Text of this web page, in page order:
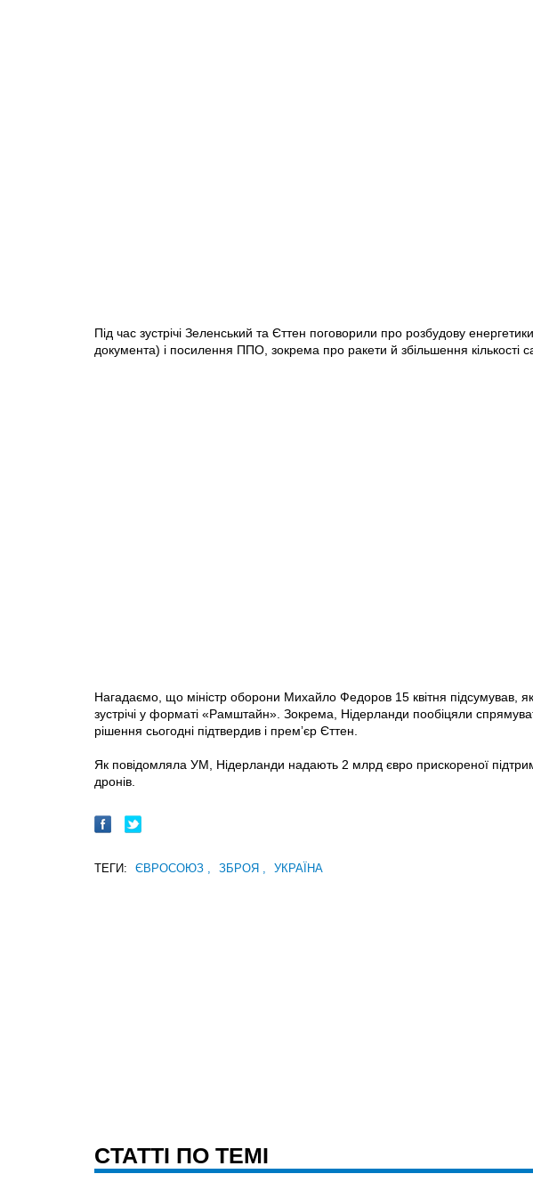
Під час зустрічі Зеленський та Єттен поговорили про розбудову
документа) і посилення ППО, зокрема про ракети й збільшення кількості
Нагадаємо, що міністр оборони Михайло Федоров 15 квітня підсумував,
зустрічі у форматі «Рамштайн». Зокрема, Нідерланди пообіцяли
рішення сьогодні підтвердив і премʼєр Єттен.
Як повідомляла УМ, Нідерланди надають 2 млрд євро прискореної
дронів.
ТЕГИ: ЄВРОСОЮЗ ЗБРОЯ УКРАЇНА
CТАТТІ ПО ТЕМІ